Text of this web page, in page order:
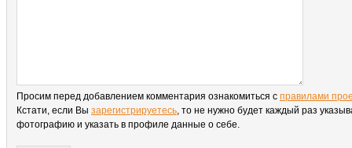
Просим перед добавлением комментария ознакомиться с правилами
Кстати, если Вы зарегистрируетесь, то не нужно будет каждый раз
фотографию и указать в профиле данные о себе.